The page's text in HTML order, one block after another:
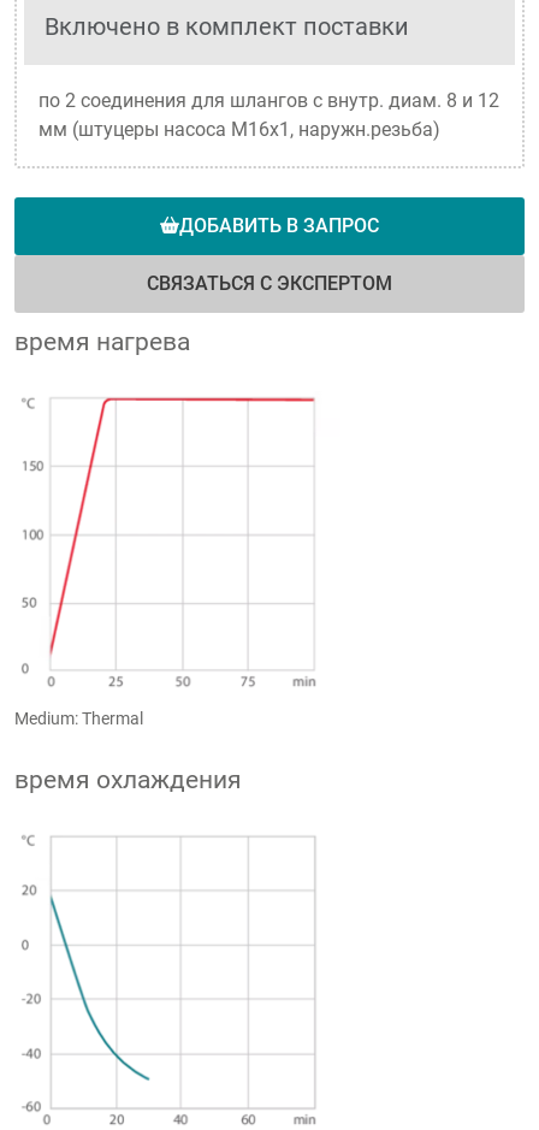
Включено в комплект поставки
по 2 соединения для шлангов с внутр. диам. 8 и 12
мм (штуцеры насоса M16x1, наружн.резьба)
ДОБАВИТЬ В ЗАПРОС
СВЯЗАТЬСЯ С ЭКСПЕРТОМ
время нагрева
Medium: Thermal
время охлаждения